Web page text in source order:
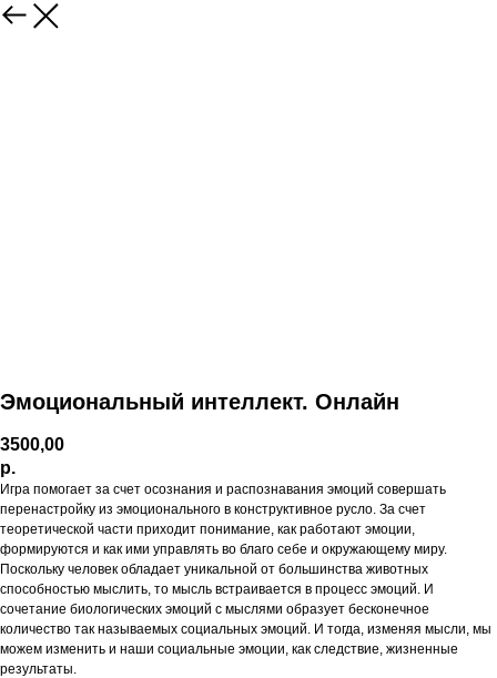
Эмоциональный интеллект. Онлайн
3500,00
р.
Игра помогает за счет осознания и распознавания эмоций совершать
перенастройку из эмоционального в конструктивное русло. За счет
теоретической части приходит понимание, как работают эмоции,
формируются и как ими управлять во благо себе и окружающему миру.
Поскольку человек обладает уникальной от большинства животных
способностью мыслить, то мысль встраивается в процесс эмоций. И
сочетание биологических эмоций с мыслями образует бесконечное
количество так называемых социальных эмоций. И тогда, изменяя мысли, мы
можем изменить и наши социальные эмоции, как следствие, жизненные
результаты.